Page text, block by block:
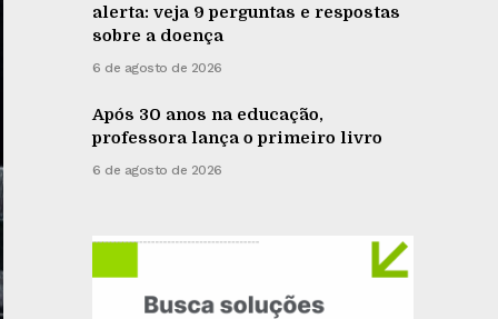
alerta: veja 9 perguntas e respostas
sobre a doença
6 de agosto de 2026
Após 30 anos na educação,
professora lança o primeiro livro
6 de agosto de 2026